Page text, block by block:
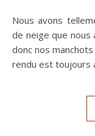
Nous avons tellement aimé le rendu de nos bonhommes
de neige que nous
donc nos
rendu est toujours